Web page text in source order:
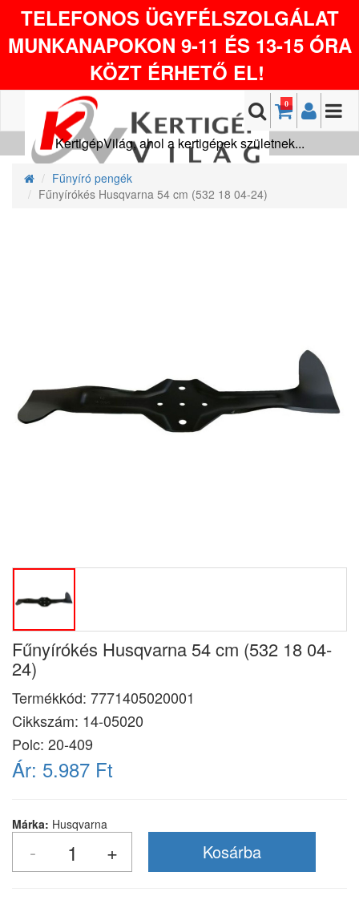
TELEFONOS ÜGYFÉLSZOLGÁLAT
MUNKANAPOKON 9-11 ÉS 13-15 ÓRA
KÖZT ÉRHETŐ EL!
0
KertigépVilág, ahol a kertigépek születnek...
Fűnyíró pengék
Fűnyírókés Husqvarna 54 cm (532 18 04-24)
Fűnyírókés Husqvarna 54 cm (532 18 04-
24)
Termékkód: 7771405020001
Cikkszám: 14-05020
Polc: 20-409
Ár: 5.987 Ft
Márka: Husqvarna